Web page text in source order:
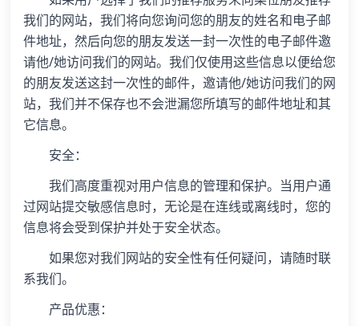
我们的网站，我们将向您询问您的朋友的姓名和电子邮
件地址，然后向您的朋友发送一封一次性的电子邮件邀
请他/她访问我们的网站。我们仅使用这些信息以便给您
的朋友发送这封一次性的邮件，邀请他/她访问我们的网
站，我们并不保存也不会泄漏您所填写的邮件地址和其
它信息。
安全：
我们高度重视对用户信息的管理和保护。当用户通
过网站提交敏感信息时，无论是在连线或离线时，您的
信息将会受到保护并处于安全状态。
如果您对我们网站的安全性有任何疑问，请随时联
系我们。
产品优惠：